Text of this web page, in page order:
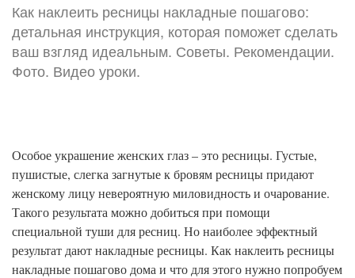
Как наклеить ресницы накладные пошагово:
детальная инструкция, которая поможет сделать
ваш взгляд идеальным. Советы. Рекомендации.
Фото. Видео уроки.
Особое украшение женских глаз – это ресницы. Густые,
пушистые, слегка загнутые к бровям ресницы придают
женскому лицу невероятную миловидность и очарование.
Такого результата можно добиться при помощи
специальной туши для ресниц. Но наиболее эффектный
результат дают накладные ресницы. Как наклеить ресницы
накладные пошагово дома и что для этого нужно попробуем